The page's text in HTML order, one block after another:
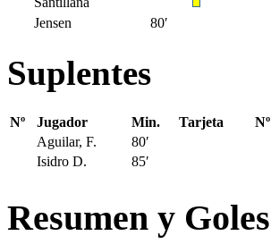
Jensen
80′
Suplentes
Nº Jugador Min. Tarjeta Nº
Aguilar, F.
80′
Isidro D.
85′
Resumen y Goles